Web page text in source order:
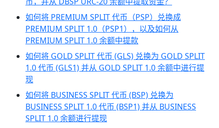
如何将 PREMIUM SPLIT 代币（PSP）兑换成
PREMIUM SPLIT 1.0（PSP1），以及如何从
PREMIUM SPLIT 1.0 余额中提款
如何将 GOLD SPLIT 代币 (GLS) 兑换为 GOLD SPLIT
1.0 代币 (GLS1) 并从 GOLD SPLIT 1.0 余额中进行提
现
如何将 BUSINESS SPLIT 代币 (BSP) 兑换为
BUSINESS SPLIT 1.0 代币 (BSP1) 并从 BUSINESS
SPLIT 1.0 余额进行提现